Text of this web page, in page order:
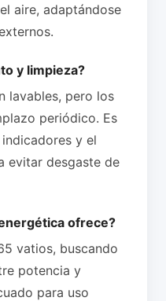
aire, adaptándose
y limpieza?
lavables, pero los
periódico. Es
y el
evitar desgaste de
ofrece?
vatios, buscando
potencia y
para uso